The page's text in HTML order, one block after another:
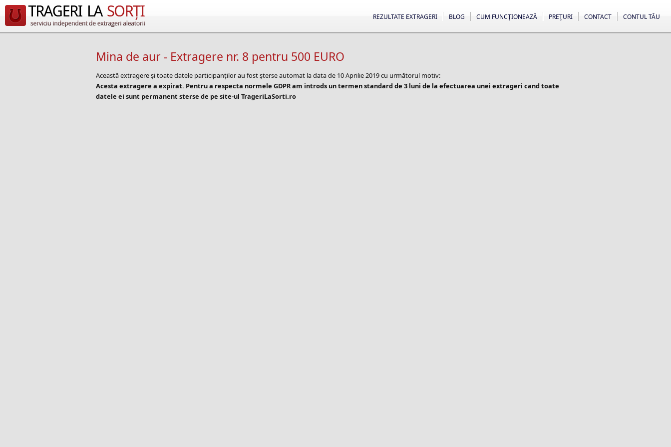
CONTUL TĂU
CONTACT
PREŢURI
CUM FUNCŢIONEAZĂ
BLOG
REZULTATE EXTRAGERI
Mina de aur - Extragere nr. 8 pentru 500 EURO
Această extragere și toate datele participanților au fost șterse automat la data de 10 Aprilie 2019 cu următorul motiv:
Acesta extragere a expirat. Pentru a respecta normele GDPR am introds un termen standard de 3 luni de la efectuarea unei extrageri cand toate
datele ei sunt permanent sterse de pe site-ul TrageriLaSorti.ro